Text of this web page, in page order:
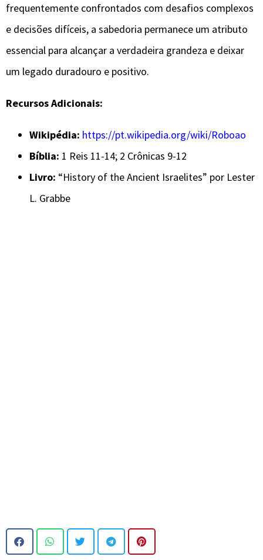
frequentemente confrontados com desafios complexos
e decisões difíceis, a sabedoria permanece um atributo
essencial para alcançar a verdadeira grandeza e deixar
um legado duradouro e positivo.
Recursos Adicionais:
Wikipédia: https://pt.wikipedia.org/wiki/Roboao
Bíblia: 1 Reis 11-14; 2 Crônicas 9-12
Livro: “History of the Ancient Israelites” por Lester
L. Grabbe